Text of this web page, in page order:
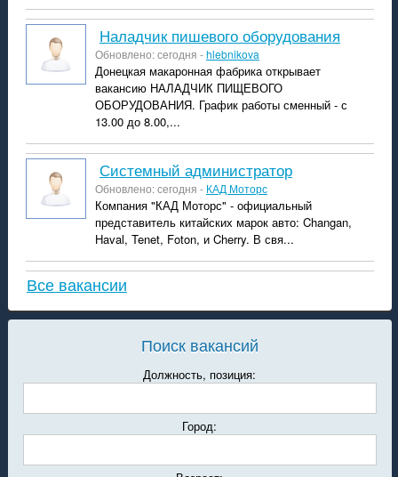
Наладчик пишевого оборудования
Обновлено: сегодня -hlebnikova
Донецкая макаронная фабрика открывает
вакансию НАЛАДЧИК ПИЩЕВОГО
ОБОРУДОВАНИЯ. График работы сменный - с
13.00 до 8.00,...
системный администратор
Обновлено: сегодня - КАД Моторс
Компания "КАД Моторс" - официальный
представитель китайских марок авто: Changan,
Haval, Tenet, Foton, и Cherry. В свя...
Все вакансии
Поиск вакансий
Должность, позиция:
Город: